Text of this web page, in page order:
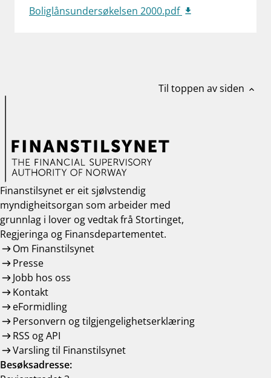
Finanstilsynets registre
dashboardInformasjon for investorer
notifications_none Abonner på nyhetsvarsel
Boliglånsundersøkelsen 2000.pdf
Til toppen av siden expand_less
Finanstilsynet er eit sjølvstendig
myndigheitsorgan som arbeider med
grunnlag i lover og vedtak frå Stortinget,
Regjeringa og Finansdepartementet.
Om Finanstilsynet
Presse
Jobb hos oss
Kontakt
eFormidling
Personvern og tilgjengelighetserklæring
RSS og API
Varsling til Finanstilsynet
Besøksadresse: